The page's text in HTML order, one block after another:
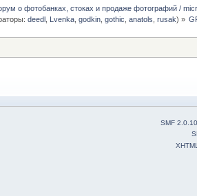
о фотобанках, стоках и продаже фотографий /
deedl Lvenka ,godkin ,gothic ,anatols ,rusak) »
SMF